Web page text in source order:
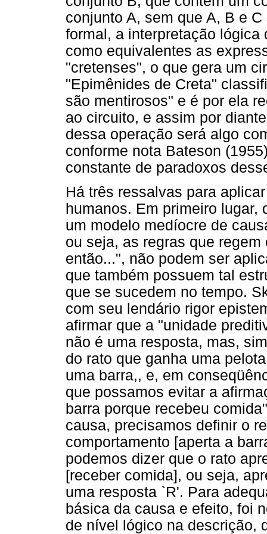
conjunto A, sem que A, B e
formal, a interpretação
como equivalentes as
"cretenses", o que gera um
"Epimênides de Creta"
são mentirosos" e é por ela
ao circuito, e assim por
dessa operação será algo
conforme nota Bateson
constante de paradoxos
Há três ressalvas para
humanos. Em primeiro lugar,
um modelo medíocre de
ou seja, as regras que
então...", não podem ser
que também possuem tal
que se sucedem no tempo.
com seu lendário rigor
afirmar que a "unidade
não é uma resposta, mas,
do rato que ganha uma
uma barra,, e, em
que possamos evitar a
barra porque recebeu
causa, precisamos definir o
comportamento [aperta a
podemos dizer que o rato
[receber comida], ou seja,
uma resposta `R'. Para
básica da causa e efeito, foi
de nível lógico na descrição,